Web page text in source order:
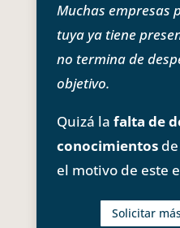
Muchas empresas
tuya ya tiene
no termina de
objetivo.
Quizá la falta de
conocimientosde
el motivo de este
Solicitar